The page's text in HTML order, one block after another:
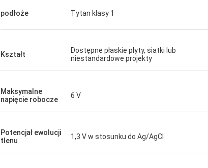
podłoże Tytan klasy 1
Kształt
Dostępne płaskie płyty, siatki lub
niestandardowe projekty
Maksymalne
napięcie robocze
6 V
Potencjał ewolucji
tlenu
1,3 V w stosunku do Ag/AgCl